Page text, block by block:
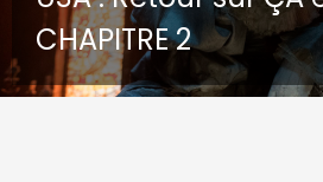
destins